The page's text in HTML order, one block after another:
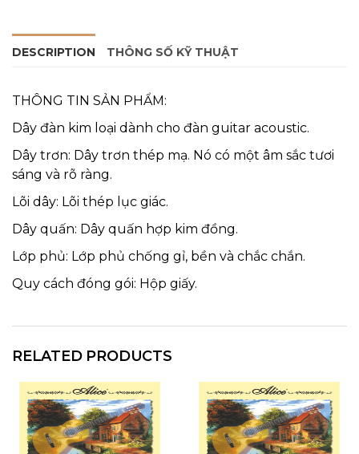
DESCRIPTION THÔNG SỐ KỸ THUẬT
THÔNG TIN SẢN PHẨM:
Dây đàn kim loại dành cho đàn guitar acoustic.
Dây trơn: Dây trơn thép mạ. Nó có một âm sắc tươi
sáng và rõ ràng.
Lõi dây: Lõi thép lục giác.
Dây quấn: Dây quấn hợp kim đồng.
Lớp phủ: Lớp phủ chống gỉ, bền và chắc chắn.
Quy cách đóng gói: Hộp giấy.
RELATED PRODUCTS